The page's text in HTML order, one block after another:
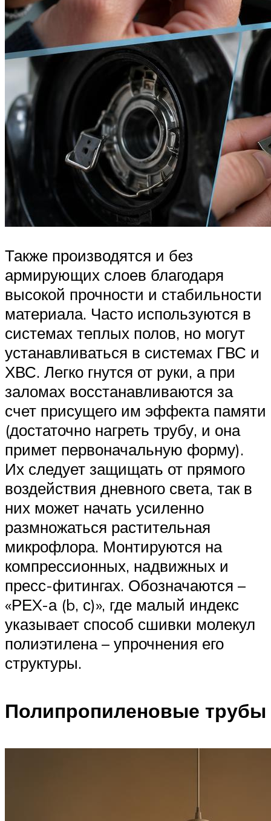
Также производятся и без
армирующих слоев благодаря
высокой прочности и стабильности
материала. Часто используются в
системах теплых полов, но могут
устанавливаться в системах ГВС и
ХВС. Легко гнутся от руки, а при
заломах восстанавливаются за
счет присущего им эффекта памяти
(достаточно нагреть трубу, и она
примет первоначальную форму).
Их следует защищать от прямого
воздействия дневного света, так в
них может начать усиленно
размножаться растительная
микрофлора. Монтируются на
компрессионных, надвижных и
пресс-фитингах. Обозначаются –
«РЕX-а (b, с)», где малый индекс
указывает способ сшивки молекул
полиэтилена – упрочнения его
структуры.
Полипропиленовые трубы